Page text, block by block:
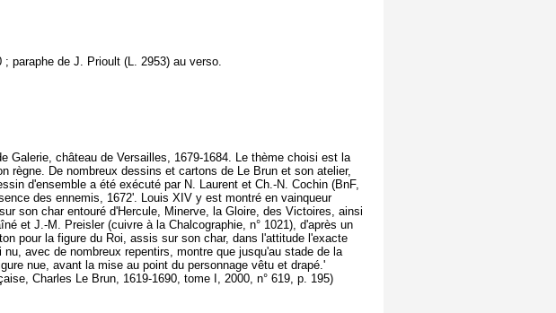
paraphe de J. Prioult (L. 2953) au verso.
Galerie, château de Versailles, 1679-1684. Le thème choisi est la
règne. De nombreux dessins et cartons de Le Brun et son atelier,
d'ensemble a été exécuté par N. Laurent et Ch.-N. Cochin (BnF,
des ennemis, 1672'. Louis XIV y est montré en vainqueur
son char entouré d'Hercule, Minerve, la Gloire, des Victoires, ainsi
et J.-M. Preisler (cuivre à la Chalcographie, n° 1021), d'après un
pour la figure du Roi, assis sur son char, dans l'attitude l'exacte
avec de nombreux repentirs, montre que jusqu'au stade de la
nue, avant la mise au point du personnage vêtu et drapé.'
Charles Le Brun, 1619-1690, tome I, 2000, n° 619, p. 195)